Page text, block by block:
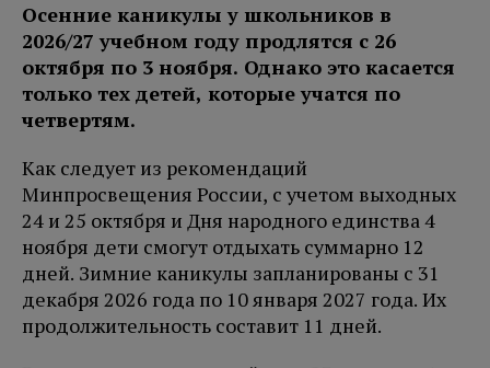
Осенние каникулы у школьников в
2026/27 учебном году продлятся с 26
октября по 3 ноября. Однако это касается
только тех детей, которые учатся по
четвертям.
Как следует из рекомендаций
Минпросвещения России, с учетом выходных
24 и 25 октября и Дня народного единства 4
ноября дети смогут отдыхать суммарно 12
дней. Зимние каникулы запланированы с 31
декабря 2026 года по 10 января 2027 года. Их
продолжительность составит 11 дней.